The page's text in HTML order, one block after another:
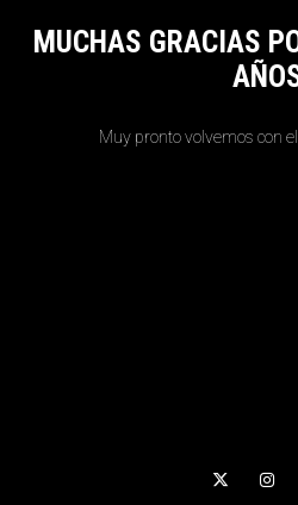
MUCHAS GRACIAS
Muy pronto volvemos con